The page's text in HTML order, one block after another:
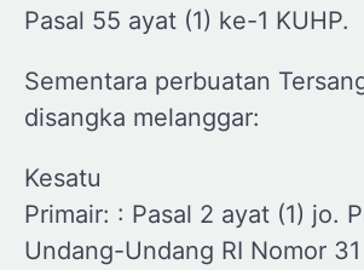
Pasal 55 ayat (1) ke-1 KUHP.
Sementara perbuatan
disangka melanggar:
Kesatu
Primair: : Pasal 2 ayat (1) jo.
Undang-Undang RI Nomor